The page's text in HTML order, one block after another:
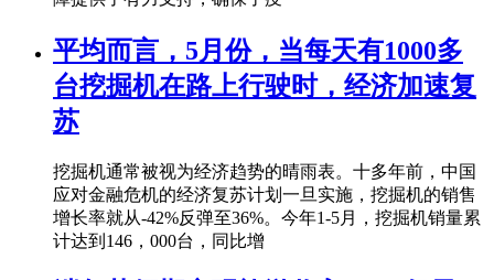
平均而言，5月份，当每天有1000多
台挖掘机在路上行驶时，经济加速复
苏
挖掘机通常被视为经济趋势的晴雨表。十多年前，中国
应对金融危机的经济复苏计划一旦实施，挖掘机的销售
增长率就从-42%反弹至36%。今年1-5月，挖掘机销量累
计达到146，000台，同比增